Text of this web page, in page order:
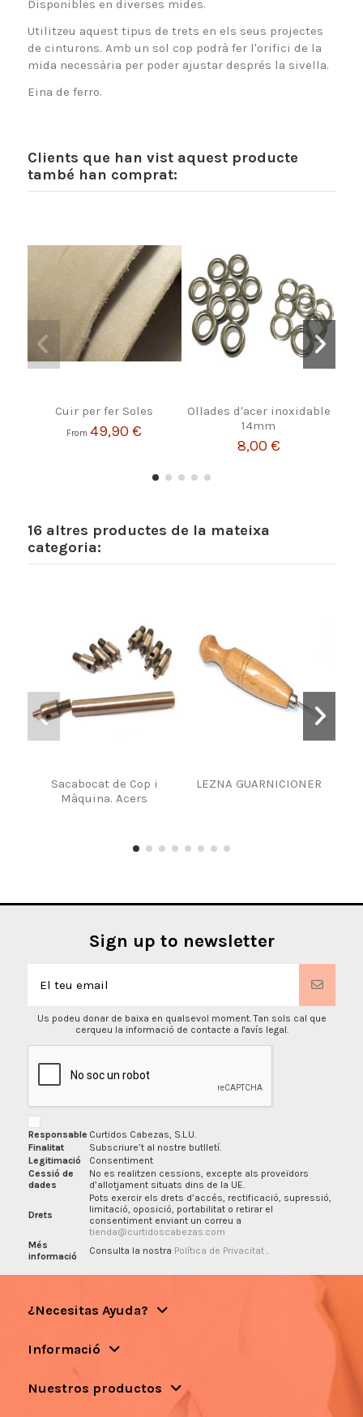
Disponibles en diverses mides.
Utilitzeu aquest tipus de trets en els seus projectes
de cinturons. Amb un sol cop podrà fer l'orifici de la
mida necessària per poder ajustar després la sivella.
Eina de ferro.
Clients que han vist aquest producte
també han comprat:
Cuir per fer Soles
From49,90 €
Ollades d'acer inoxidable
14mm
8,00 €
16 altres productes de la mateixa
categoria:
Sacabocat de Cop i
Màquina. Acers
LEZNA GUARNICIONER
Sign up to newsletter
Us podeu donar de baixa en qualsevol moment. Tan sols cal que
cerqueu la informació de contacte a l'avís legal.
Responsable Curtidos Cabezas, S.L.U.
Finalitat
Subscriure’t al nostre butlletí.
Legitimació
Consentiment
Cessió de
dades
No es realitzen cessions, excepte als proveïdors
d’allotjament situats dins de la UE.
Drets
Pots exercir els drets d’accés, rectificació, supressió,
limitació, oposició, portabilitat o retirar el
consentiment enviant un correu a
tienda@curtidoscabezas.com
Més
informació
Consulta la nostra Política de Privacitat .
¿Necesitas Ayuda?
Informació
Nuestros productos